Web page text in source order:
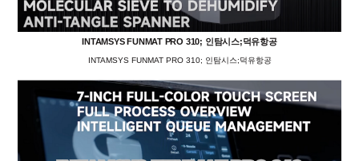
INTAMSYS FUNMAT PRO 310; 인탐시스;덕유항공
INTAMSYS FUNMAT PRO 310; 인탐시스;덕유항공